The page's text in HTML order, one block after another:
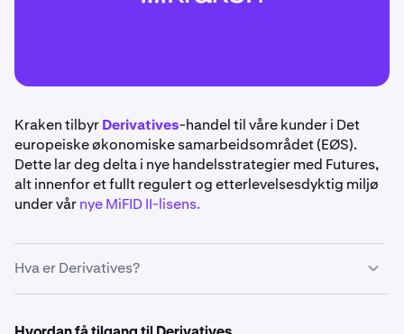
Kraken tilbyrDerivatives-handel til våre kunder i Det
europeiske økonomiske samarbeidsområdet (EØS).
Dette lar deg delta i nye handelsstrategier med Futures,
alt innenfor et fullt regulert og etterlevelsesdyktig miljø
under vårnye MiFID II-lisens.
Hva er Derivatives?
verdi fra et underliggende aktivum, for eksempel